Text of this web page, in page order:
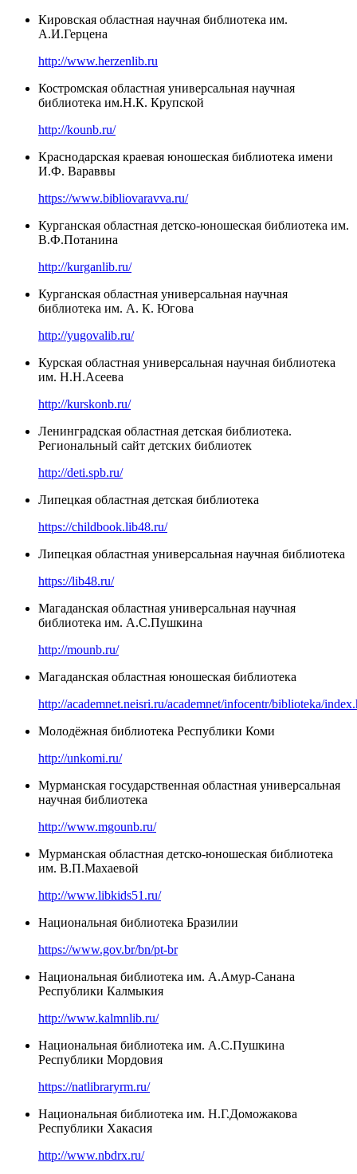
Кировская областная научная библиотека им.
А.И.Герцена
http://www.herzenlib.ru
Костромская областная универсальная научная
библиотека им.Н.К. Крупской
http://kounb.ru/
Краснодарская краевая юношеская библиотека имени
И.Ф. Вараввы
https://www.bibliovaravva.ru/
Курганская областная детско-юношеская библиотека им.
В.Ф.Потанина
http://kurganlib.ru/
Курганская областная универсальная научная
библиотека им. А. К. Югова
http://yugovalib.ru/
Курская областная универсальная научная библиотека
им. Н.Н.Асеева
http://kurskonb.ru/
Ленинградская областная детская библиотека.
Региональный сайт детских библиотек
http://deti.spb.ru/
Липецкая областная детская библиотека
https://childbook.lib48.ru/
Липецкая областная универсальная научная библиотека
https://lib48.ru/
Магаданская областная универсальная научная
библиотека им. А.С.Пушкина
http://mounb.ru/
Магаданская областная юношеская библиотека
http://academnet.neisri.ru/academnet/infocentr/biblioteka/
Молодёжная библиотека Республики Коми
http://unkomi.ru/
Мурманская государственная областная универсальная
научная библиотека
http://www.mgounb.ru/
Мурманская областная детско-юношеская библиотека
им. В.П.Махаевой
http://www.libkids51.ru/
Национальная библиотека Бразилии
https://www.gov.br/bn/pt-br
Национальная библиотека им. А.Амур-Санана
Республики Калмыкия
http://www.kalmnlib.ru/
Национальная библиотека им. А.С.Пушкина
Республики Мордовия
https://natlibraryrm.ru/
Национальная библиотека им. Н.Г.Доможакова
Республики Хакасия
http://www.nbdrx.ru/